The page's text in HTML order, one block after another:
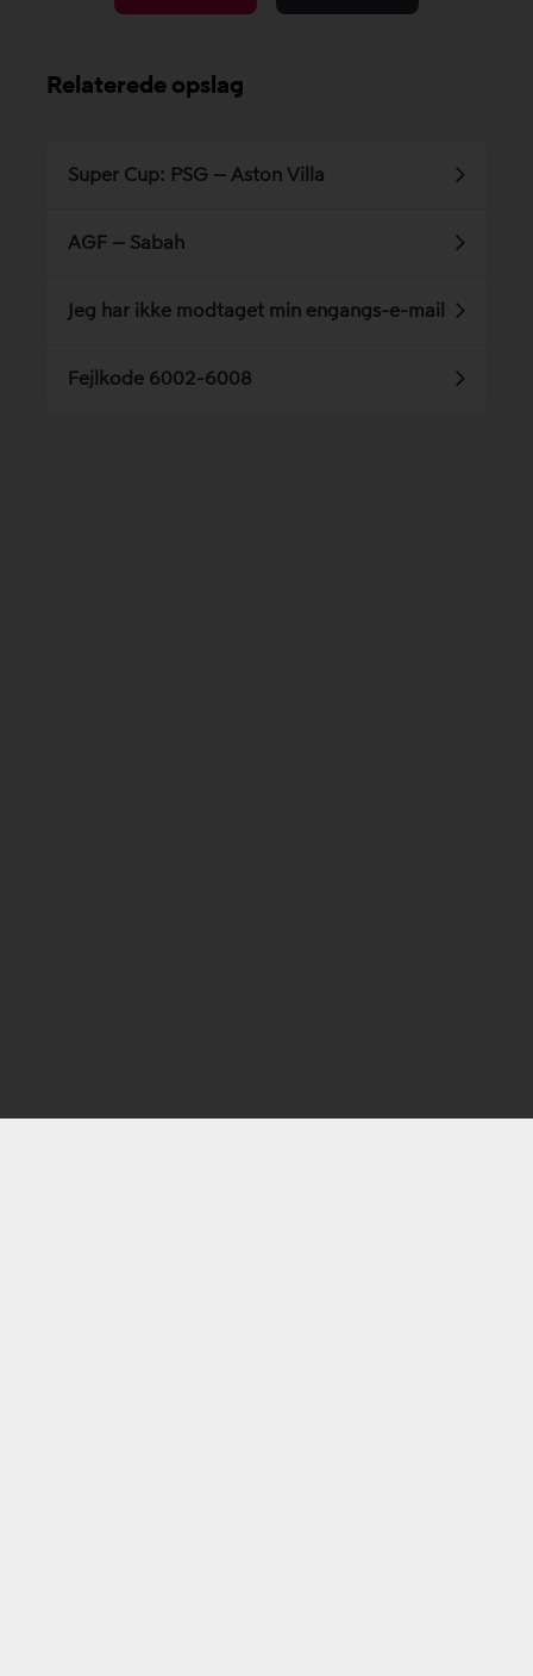
Relaterede opslag
Super Cup: PSG – Aston Villa
AGF – Sabah
Jeg har ikke modtaget min engangs-e-mail
Fejlkode 6002-6008